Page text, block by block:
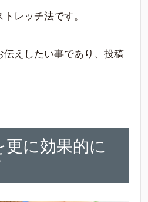
レッチ法です。
伝えしたい事であり、投稿
に効果的に